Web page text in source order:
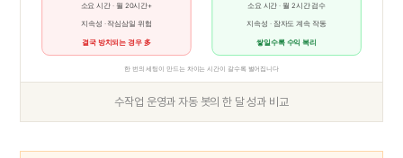
소요 시간 · 월 20시간+
지속성 · 작심삼일 위험
결국 방치되는 경우 多
소요 시간 · 월 2시간 검수
지속성 · 잠자도 계속 작동
쌓일수록 수익 복리
한 번의 세팅이 만드는 차이는 시간이 갈수록 벌어집니다
수작업 운영과 자동 봇의 한 달 성과 비교